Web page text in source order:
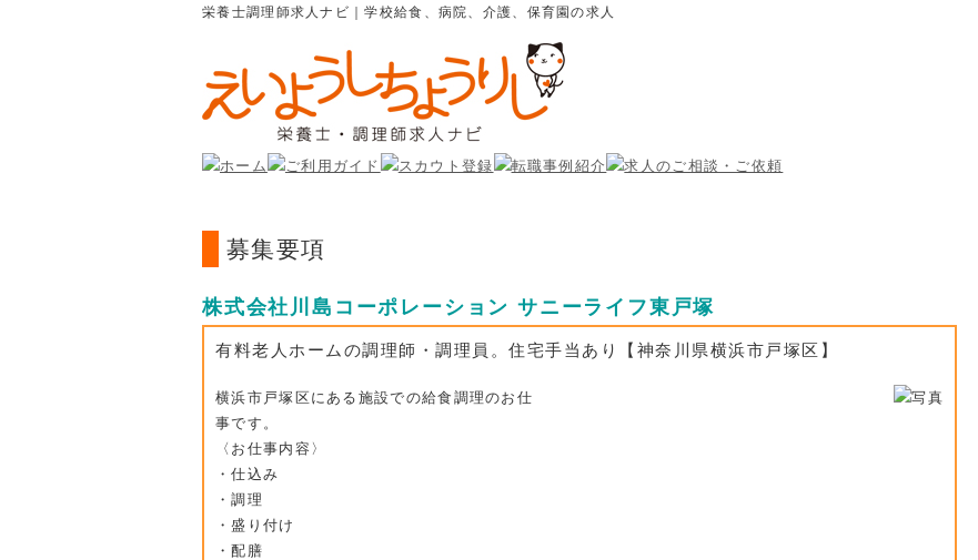
栄養士調理師求人ナビ｜学校給食、病院、介護、保育園の求人
募集要項
株式会社川島コーポレーション サニーライフ東戸塚
有料老人ホームの調理師・調理員。住宅手当あり【神奈川県横浜市戸塚区】
横浜市戸塚区にある施設での給食調理のお仕
事です。
〈お仕事内容〉
・仕込み
・調理
・盛り付け
・配膳